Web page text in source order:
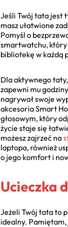
Jeśli Twój tata jest
masz ułatwione
Pomyśl o
smartwatchu, który
bibliotekę w każdą
Dla aktywnego
zapewni mu
nagrywał swoje
akcesoria Smart
głosowym, który
życie staje się
możesz zajrzeć na
laptopa, również
o jego komfort i
Ucieczka
Jeżeli Twój tata to
idealny. Pamiętam,